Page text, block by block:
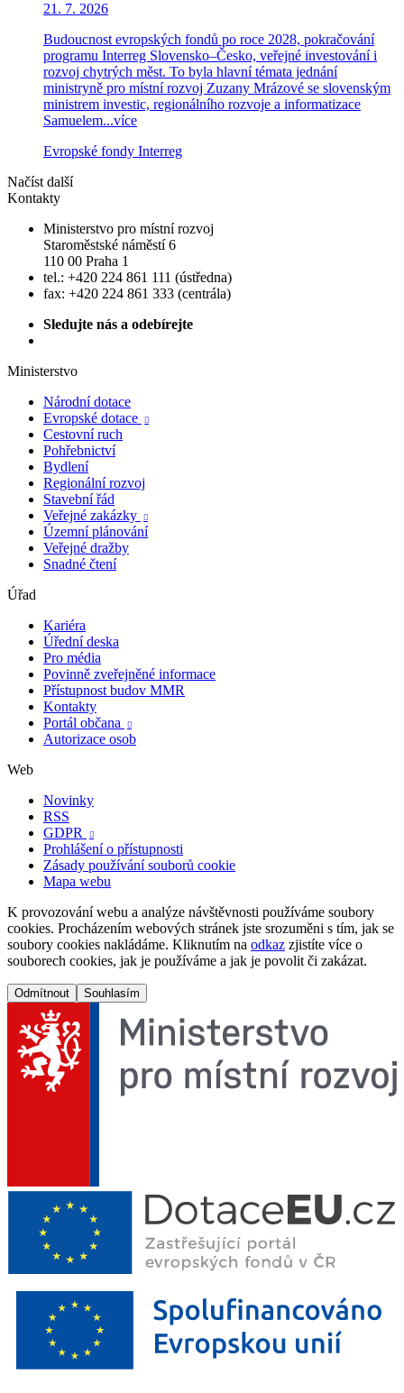
21. 7. 2026
Budoucnost evropských fondů po roce 2028, pokračování
programu Interreg Slovensko–Česko, veřejné investování i
rozvoj chytrých měst. To byla hlavní témata jednání
ministryně pro místní rozvoj Zuzany Mrázové se slovenským
ministrem investic, regionálního rozvoje a informatizace
Samuelem...více
Evropské fondy Interreg
Načíst další
Kontakty
Ministerstvo pro místní rozvoj
Staroměstské náměstí 6
110 00 Praha 1
tel.: +420 224 861 111 (ústředna)
fax: +420 224 861 333 (centrála)
Sledujte nás a odebírejte
Ministerstvo
Národní dotace
Evropské dotace

Cestovní ruch
Pohřebnictví
Bydlení
Regionální rozvoj
Stavební řád
Veřejné zakázky

Územní plánování
Veřejné dražby
Snadné čtení
Úřad
Kariéra
Úřední deska
Pro média
Povinně zveřejněné informace
Přístupnost budov MMR
Kontakty
Portál občana

Autorizace osob
Web
Novinky
RSS
GDPR

Prohlášení o přístupnosti
Zásady používání souborů cookie
Mapa webu
K provozování webu a analýze návštěvnosti používáme soubory
cookies. Procházením webových stránek jste srozuměni s tím, jak se
soubory cookies nakládáme. Kliknutím na odkaz zjistíte více o
souborech cookies, jak je používáme a jak je povolit či zakázat.
Odmítnout Souhlasím